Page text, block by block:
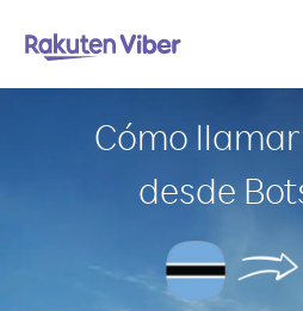
Cómo
desde